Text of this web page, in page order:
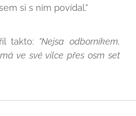
si s ním povídal."
takto: "Nejsa odborníkem,
ve své vilce přes osm set